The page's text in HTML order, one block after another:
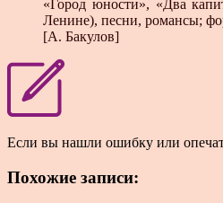
«Город юности», «Два
Ленине), песни, романсы;
[А. Бакулов]
Если вы нашли ошибку или
Похожие записи: